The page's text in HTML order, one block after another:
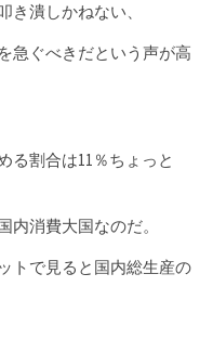
き潰しかねない、
急ぐべきだという声が高
る割合は11％ちょっと
消費大国なのだ。
トで見ると国内総生産の